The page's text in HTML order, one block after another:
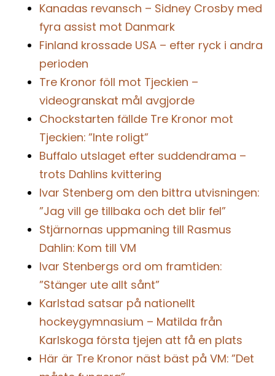
Kanadas revansch – Sidney Crosby med
fyra assist mot Danmark
Finland krossade USA – efter ryck i andra
perioden
Tre Kronor föll mot Tjeckien –
videogranskat mål avgjorde
Chockstarten fällde Tre Kronor mot
Tjeckien: ”Inte roligt”
Buffalo utslaget efter suddendrama –
trots Dahlins kvittering
Ivar Stenberg om den bittra utvisningen:
”Jag vill ge tillbaka och det blir fel”
Stjärnornas uppmaning till Rasmus
Dahlin: Kom till VM
Ivar Stenbergs ord om framtiden:
”Stänger ute allt sånt”
Karlstad satsar på nationellt
hockeygymnasium – Matilda från
Karlskoga första tjejen att få en plats
Här är Tre Kronor näst bäst på VM: ”Det